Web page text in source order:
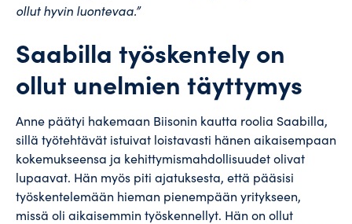
ollut hyvin luontevaa.”
Saabilla työskentely on
ollut unelmien täyttymys
Anne päätyi hakemaan Biisonin kautta roolia Saabilla,
sillä työtehtävät istuivat loistavasti hänen aikaisempaan
kokemukseensa ja kehittymismahdollisuudet olivat
lupaavat. Hän myös piti ajatuksesta, että pääsisi
työskentelemään hieman pienempään yritykseen,
missä oli aikaisemmin työskennellyt. Hän on ollut